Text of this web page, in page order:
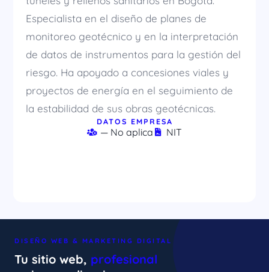
Especialista en el diseño de planes de
monitoreo geotécnico y en la interpretación
de datos de instrumentos para la gestión del
riesgo. Ha apoyado a concesiones viales y
proyectos de energía en el seguimiento de
la estabilidad de sus obras geotécnicas.
DATOS EMPRESA
— No aplica NIT
DISEÑO WEB & MARKETING DIGITAL
Tu sitio web, profesional